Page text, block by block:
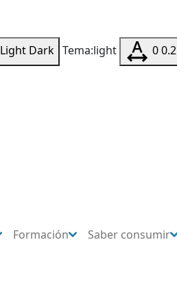
Light Dark Tema:light 00.2
Formación Saber consumir